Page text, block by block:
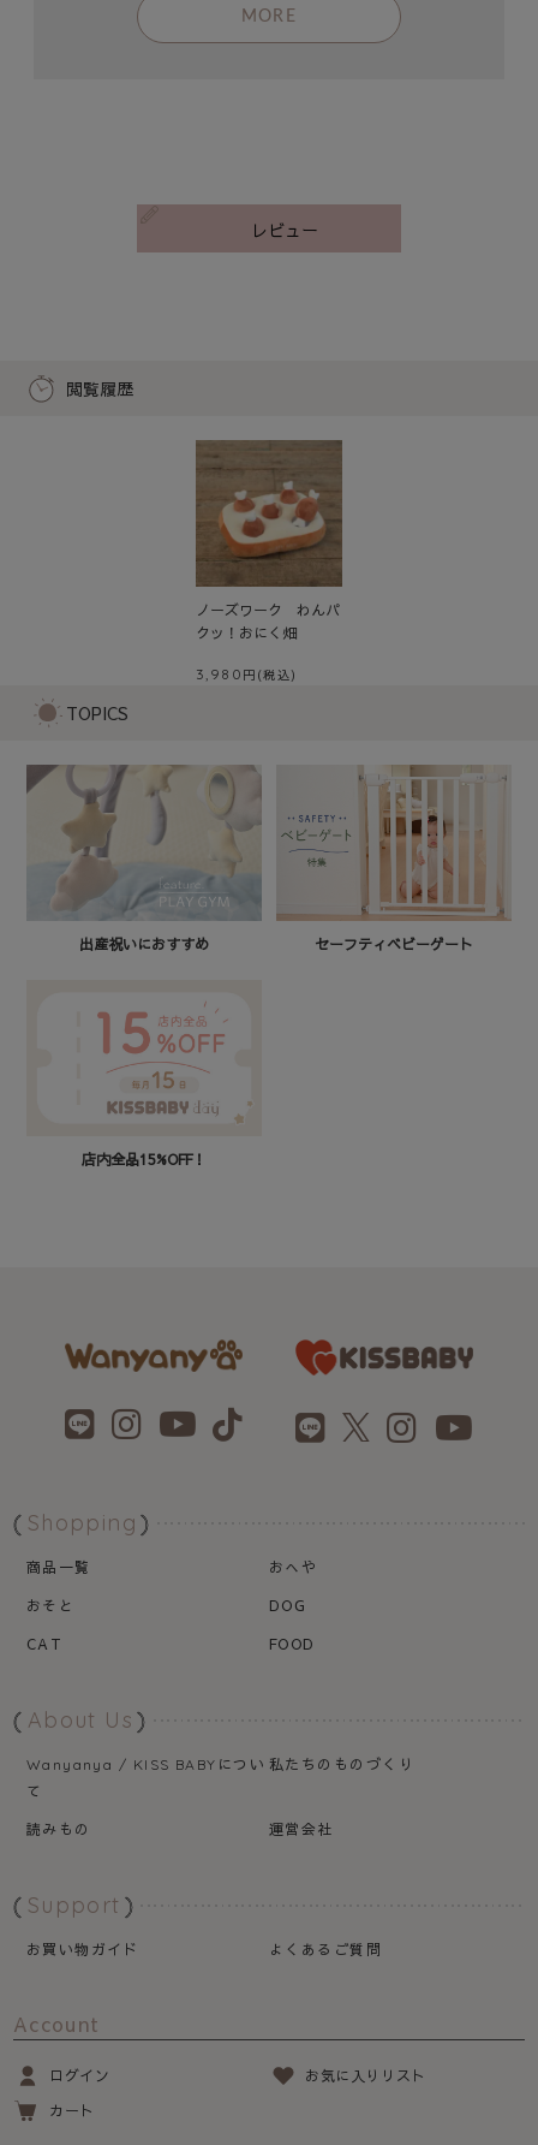
MORE
レビュー
閲覧履歴
ノーズワーク わんパ
クッ！おにく畑
3,980
TOPICS
出産祝いにおすすめ セーフティベビーゲート
店内全品15%OFF！
Shopping
商品一覧
おへや
おそと
DOG
CAT
FOOD
About Us
Wanyanya / KISS BABY につい
て
私たちのものづくり
読みもの 運営会社
Support
お買い物ガイド よくあるご質問
Account
ログイン
お気に入りリスト
カート